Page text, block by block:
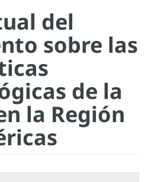
del
sobre las
de la
la Región